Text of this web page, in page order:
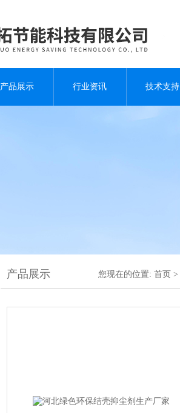
产品展示 行业资讯 技术支持
产品展示 您现在的位置: 首页 >